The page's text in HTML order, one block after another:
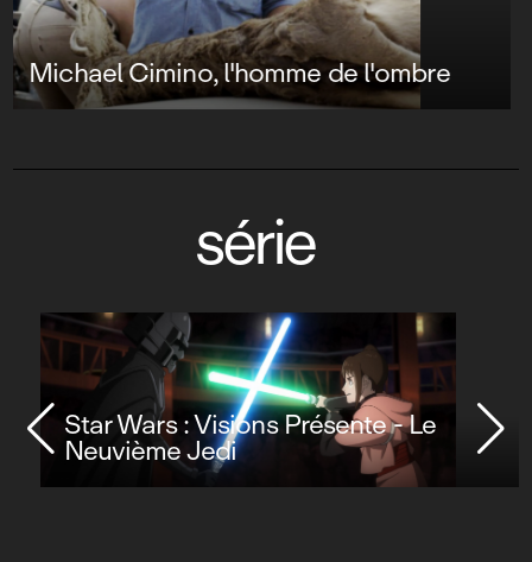
série
Star Wars : Visions Présente - Le
Neuvième Jedi